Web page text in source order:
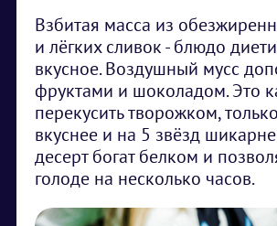
Взбитая масса из
и лёгких сливок - блюдо
вкусное. Воздушный мусс
фруктами и шоколадом. Это
перекусить творожком,
вкуснее и на 5 звёзд
десерт богат белком и
голоде на несколько часов.